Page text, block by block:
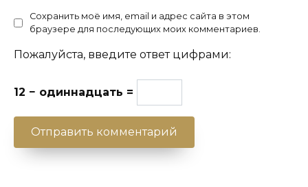
Сохранить моё имя, email и адрес сайта в этом
браузере для последующих моих комментариев.
Пожалуйста, введите ответ цифрами:
12 − одиннадцать =